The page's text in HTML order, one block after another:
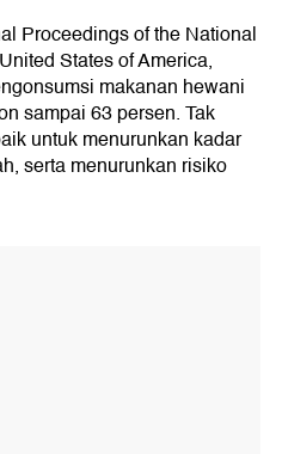
Proceedings of the National
States of America,
makanan hewani
sampai 63 persen. Tak
untuk menurunkan kadar
serta menurunkan risiko